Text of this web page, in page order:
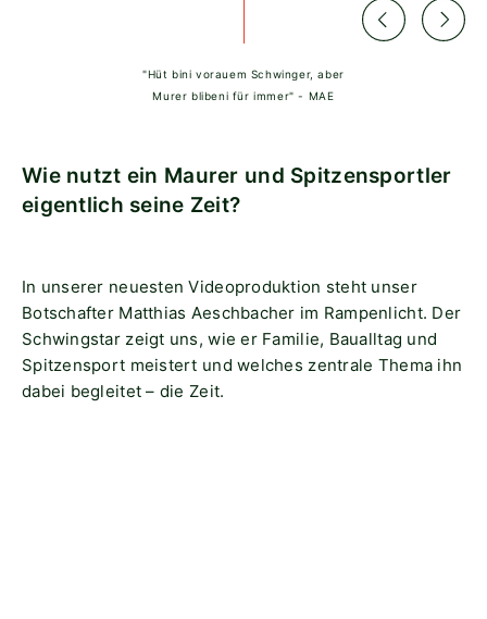
"Hüt bini vorauem Schwinger, aber
Murer blibeni für immer" - MAE
Wie nutzt ein Maurer und Spitzensportler
eigentlich seine Zeit?
In unserer neuesten Videoproduktion steht unser
Botschafter Matthias Aeschbacher im Rampenlicht. Der
Schwingstar zeigt uns, wie er Familie, Baualltag und
Spitzensport meistert und welches zentrale Thema ihn
dabei begleitet – die Zeit.